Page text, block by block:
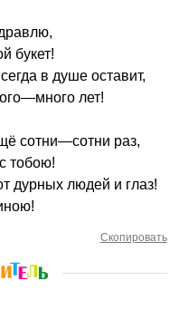
букет!
в душе оставит,
лет!
сотни—сотни раз,
тобою!
дурных людей и глаз!
Скопировать